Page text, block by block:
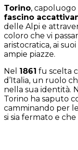
Torino, capoluogo
fascino
delle Alpi e
coloro che vi
aristocratica, ai
ampie piazze.
Nel 1861 fu scelta
d’Italia, un ruolo
nella sua identità.
Torino ha saputo
camminando per
si sia fermato e che